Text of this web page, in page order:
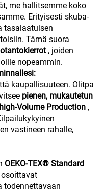
me hallitsemme koko
Erityisesti skuba-
tasalaatuisen
Tämä suora
, joiden
nopeammin.
kaupallisuuteen. Olitpa
pienen, mukautetun
high-Volume Production ,
vastineen rahalle,
OEKO-TEX® Standard
osoittavat
todennettavaan